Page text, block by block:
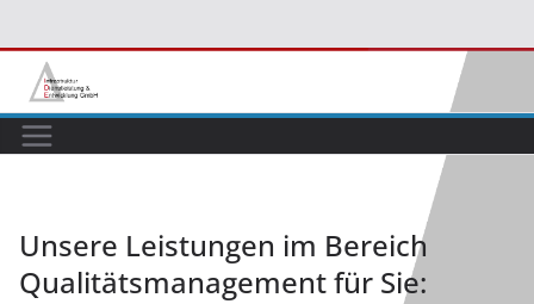
Inhalt
springen
Unsere Leistungen im Bereich
Qualitätsmanagement für Sie: